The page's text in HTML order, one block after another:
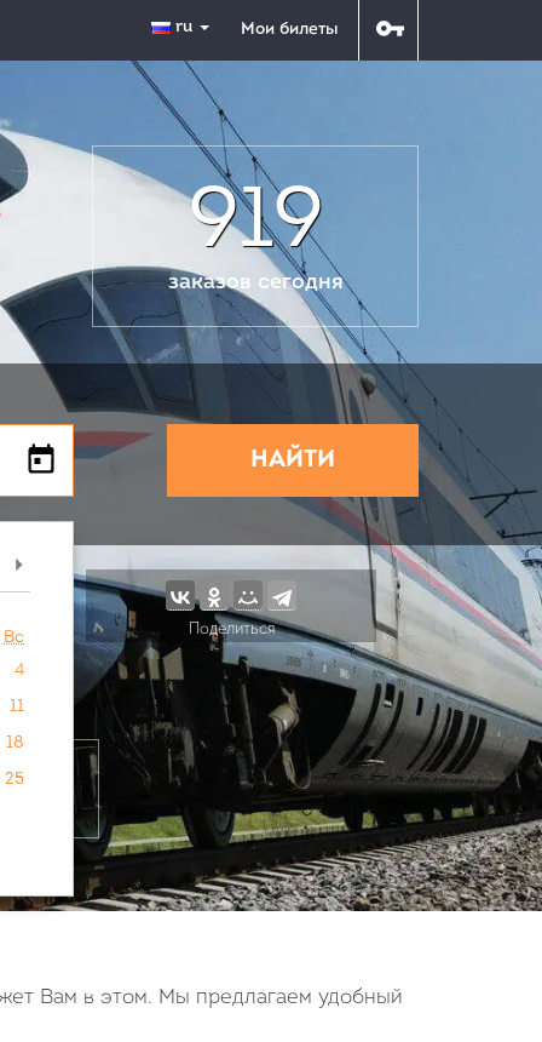
ru Мои билеты
919
заказов сегодня
НАЙТИ
Поделиться
Вам в этом. Мы предлагаем удобный
Вс
4
11
18
25